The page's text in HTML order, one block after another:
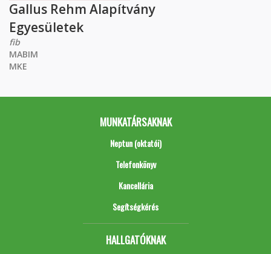
Gallus Rehm Alapítvány
Egyesületek
fib
MABIM
MKE
MUNKATÁRSAKNAK
Neptun (oktatói)
Telefonkönyv
Kancellária
Segítségkérés
HALLGATÓKNAK